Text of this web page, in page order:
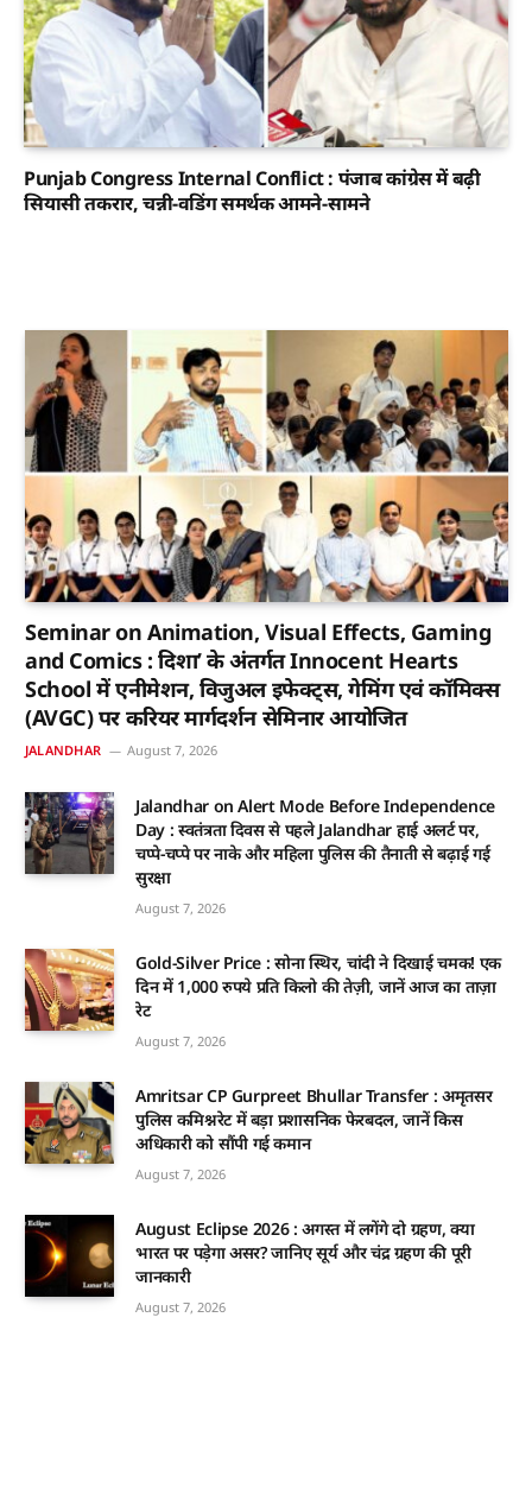
Punjab Congress Internal Conflict : पंजाब कांग्रेस में बढ़ी
सियासी तकरार, चन्नी-वडिंग समर्थक आमने-सामने
Seminar on Animation, Visual Effects, Gaming
and Comics : दिशा’ के अंतर्गत Innocent Hearts
School में एनीमेशन, विजुअल इफेक्ट्स, गेमिंग एवं कॉमिक्स
(AVGC) पर करियर मार्गदर्शन सेमिनार आयोजित
JALANDHAR August 7, 2026
Jalandhar on Alert Mode Before Independence
Day : स्वतंत्रता दिवस से पहले Jalandhar हाई अलर्ट पर,
चप्पे-चप्पे पर नाके और महिला पुलिस की तैनाती से बढ़ाई गई
सुरक्षा
August 7, 2026
Gold-Silver Price : सोना स्थिर, चांदी ने दिखाई चमक! एक
दिन में 1,000 रुपये प्रति किलो की तेज़ी, जानें आज का ताज़ा
रेट
August 7, 2026
Amritsar CP Gurpreet Bhullar Transfer : अमृतसर
पुलिस कमिश्नरेट में बड़ा प्रशासनिक फेरबदल, जानें किस
अधिकारी को सौंपी गई कमान
August 7, 2026
August Eclipse 2026 : अगस्त में लगेंगे दो ग्रहण, क्या
भारत पर पड़ेगा असर? जानिए सूर्य और चंद्र ग्रहण की पूरी
जानकारी
August 7, 2026